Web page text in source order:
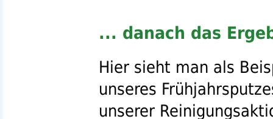
... danach das
Hier sieht man als
unseres
unserer